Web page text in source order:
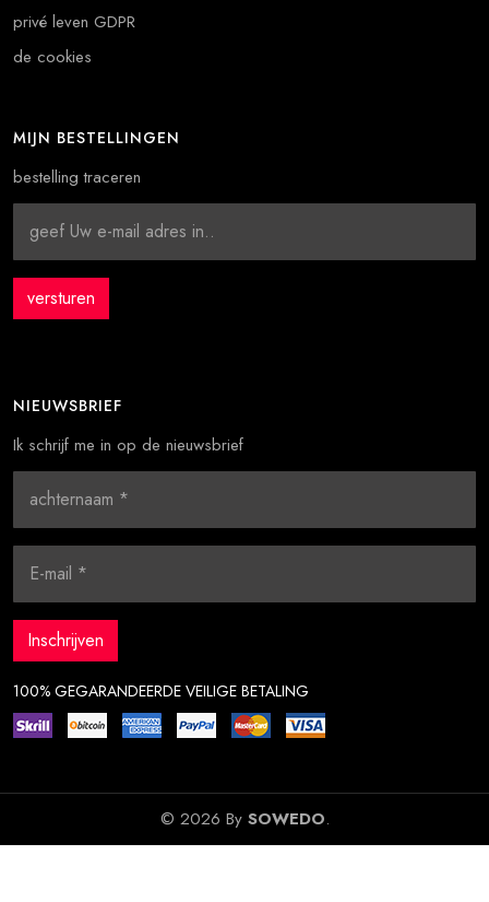
privé leven GDPR
de cookies
MIJN BESTELLINGEN
bestelling traceren
NIEUWSBRIEF
Ik schrijf me in op de nieuwsbrief
100% GEGARANDEERDE VEILIGE BETALING
© 2026 By SOWEDO.